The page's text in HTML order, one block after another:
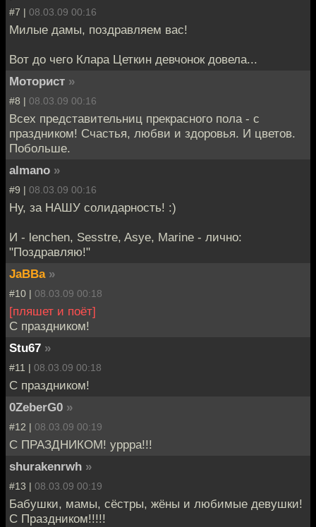
#7 | 08.03.09 00:16
Милые дамы, поздравляем вас!
Вот до чего Клара Цеткин девчонок довела...
Моторист »
#8 | 08.03.09 00:16
Всех представительниц прекрасного пола - с
праздником! Счастья, любви и здоровья. И цветов.
Побольше.
almano »
#9 | 08.03.09 00:16
Ну, за НАШУ солидарность! :)
И - lenchen, Sesstre, Asye, Marine - лично:
"Поздравляю!"
JaBBa »
#10 | 08.03.09 00:18
[пляшет и поёт]
С праздником!
Stu67 »
#11 | 08.03.09 00:18
С праздником!
0ZeberG0 »
#12 | 08.03.09 00:19
С ПРАЗДНИКОМ! уррра!!!
shurakenrwh »
#13 | 08.03.09 00:19
Бабушки, мамы, сёстры, жёны и любимые девушки!
С Праздником!!!!!